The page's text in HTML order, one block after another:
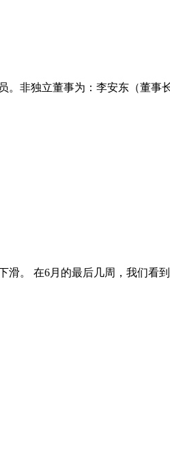
非独立董事为：李安东（董事
。 在6月的最后几周，我们看